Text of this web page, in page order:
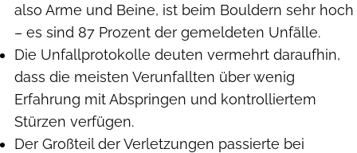
also Arme und Beine, ist beim Bouldern sehr hoch
– es sind 87 Prozent der gemeldeten Unfälle.
Die Unfallprotokolle deuten vermehrt daraufhin,
dass die meisten Verunfallten über wenig
Erfahrung mit Abspringen und kontrolliertem
Stürzen verfügen.
Der Großteil der Verletzungen passierte bei